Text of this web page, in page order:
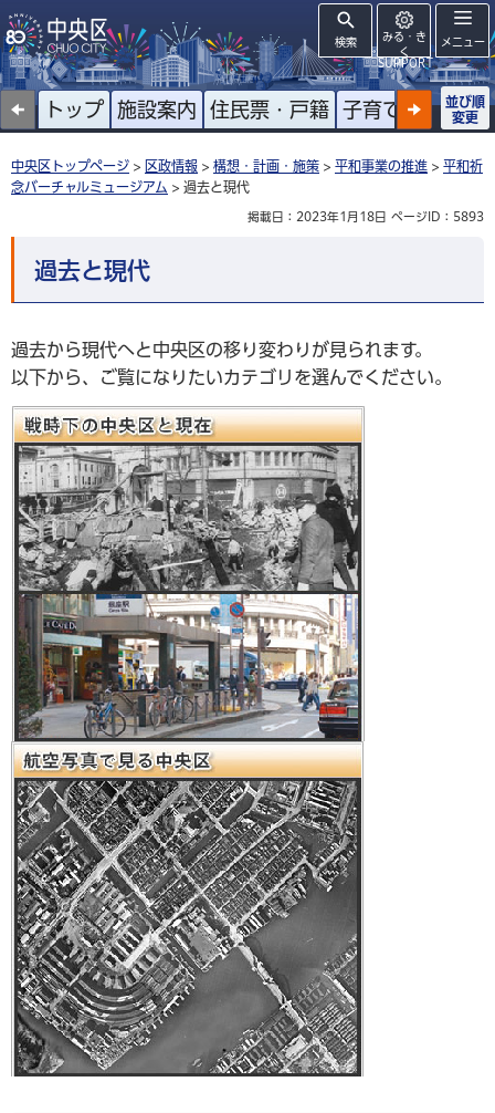
検索
みる・き
く
SUPPORT
メニュー
トップ 施設案内 住民票・戸籍 子育て 高齢者
並び順
変更
中央区トップページ > 区政情報 > 構想・計画・施策 > 平和事業の推進 > 平和祈
念バーチャルミュージアム > 過去と現代
掲載日：2023年1月18日 ページID：5893
過去と現代
過去から現代へと中央区の移り変わりが見られます。
以下から、ご覧になりたいカテゴリを選んでください。